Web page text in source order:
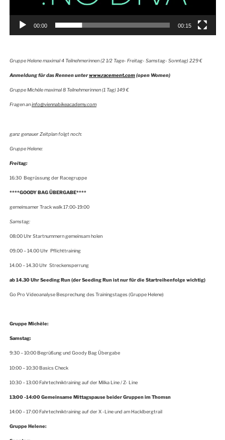
00:00 00:15
Gruppe Helene maximal 4 Teilnehmerinnen (2 1/2 Tage- Freitag- Samstag- Sonntag) 229 €
Anmeldung für das Rennen unterwww.racement.com(open Women)
Gruppe Michèle maximal 8 Teilnehmerinnen (1 Tag) 149 €
Fragen an info@viennabikeacademy.com
ganz genauer Zeitplan folgt noch:
Gruppe Helene:
Freitag:
16:30 Begrüssung der Racegruppe
****GOODY BAG ÜBERGABE****
gemeinsamer Track walk 17:00-19:00
Samstag:
08:00 Uhr Startnummern gemeinsam holen
09.00 – 14.00 Uhr Pflichttraining
14.00 – 14.30 Uhr Streckensperrung
ab 14.30 Uhr Seeding Run (der Seeding Run ist nur für die Startreihenfolge wichtig)
Go Pro Videoanalyse Besprechung des Trainingstages (Gruppe Helene)
Gruppe Michèle:
Samstag:
9:30 – 10:00 Begrüßung und Goody Bag Übergabe
10:00 – 10:30 Basics Check
10:30 – 13:00 Fahrtechniktraining auf der Milka Line / Z- Line
13:00 -14:00 Gemeinsame Mittagspause beider Gruppen im Thomsn
14:00 – 17:00 Fahrtechniktraining auf der X -Line und am Hacklbergtrail
Gruppe Helene: